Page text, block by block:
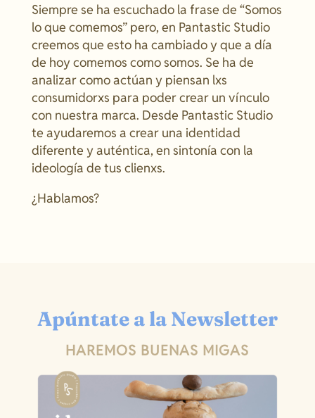
Siempre se ha escuchado la frase de “Somos
lo que comemos” pero, en Pantastic Studio
creemos que esto ha cambiado y que a día
de hoy comemos como somos. Se ha de
analizar como actúan y piensan lxs
consumidorxs para poder crear un vínculo
con nuestra marca. Desde Pantastic Studio
te ayudaremos a crear una identidad
diferente y auténtica, en sintonía con la
ideología de tus clienxs.
¿Hablamos?
Apúntate a la Newsletter
HAREMOS BUENAS MIGAS